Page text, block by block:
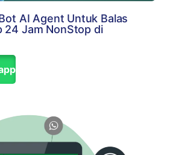
AI Agent Untuk Balas
24 Jam NonStop di